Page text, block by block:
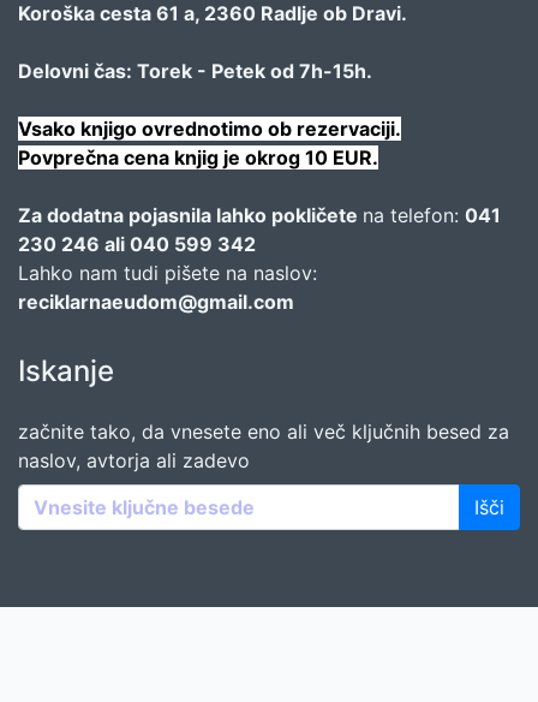
Koroška cesta 61 a, 2360 Radlje ob Dravi.
Delovni čas: Torek - Petek od 7h-15h.
Vsako knjigo ovrednotimo ob rezervaciji.
Povprečna cena knjig je okrog 10 EUR.
Za dodatna pojasnila lahko pokličete na telefon: 041
230 246 ali 040 599 342
Lahko nam tudi pišete na naslov:
reciklarnaeudom@gmail.com
Iskanje
začnite tako, da vnesete eno ali več ključnih besed za
naslov, avtorja ali zadevo
Išči